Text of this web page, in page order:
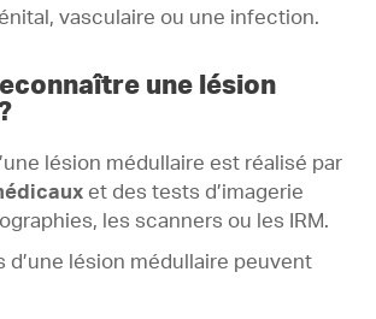
vasculaire ou une infection.
une lésion
lésion médullaire est réalisé par
et des tests d’imagerie
les scanners ou les IRM.
d’une lésion médullaire peuvent